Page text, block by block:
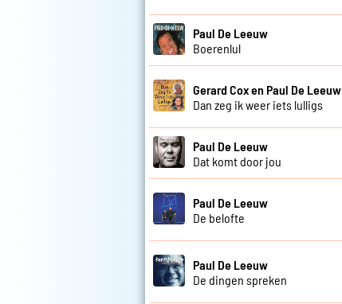
Paul De Leeuw
Boerenlul
Gerard Cox en Paul De Leeuw
Dan zeg ik weer iets lulligs
Paul De Leeuw
Dat komt door jou
Paul De Leeuw
De belofte
Paul De Leeuw
De dingen spreken